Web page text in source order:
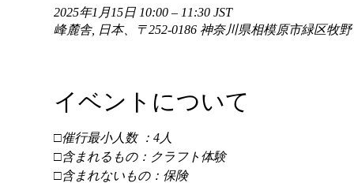
2025年1月15日 10:00 – 11:30 JST
峰麓舎, 日本、〒252-0186 神奈川県相模原市緑区牧
イベントについて
□催行最小人数 ：4人
□含まれるもの：クラフト体験
□含まれないもの：保険